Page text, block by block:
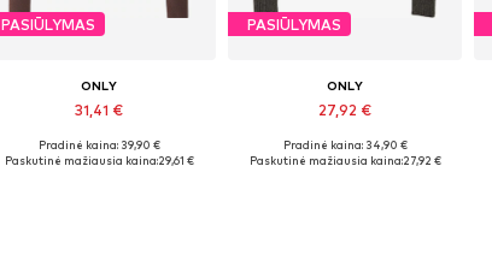
PASIŪLYMAS
ONLY
31,41 €
Galimi dydžiai: XS, S, M, L, XL
Pradinė kaina: 39,90 €
Paskutinė mažiausia kaina:29,61 €
PASIŪLYMAS
ONLY
27,92 €
Pradinė kaina: 34,90 €
Paskutinė mažiausia kaina:27,92 €